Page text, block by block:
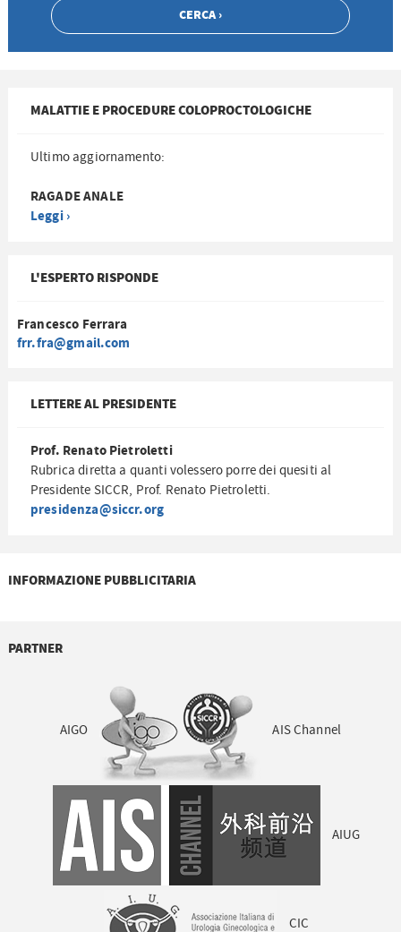
MALATTIE E PROCEDURE COLOPROCTOLOGICHE
Ultimo aggiornamento:
RAGADE ANALE
Leggi ›
L'ESPERTO RISPONDE
Francesco Ferrara
frr.fra@gmail.com
LETTERE AL PRESIDENTE
Prof. Renato Pietroletti
Rubrica diretta a quanti volessero porre dei quesiti al
Presidente SICCR, Prof. Renato Pietroletti.
presidenza@siccr.org
INFORMAZIONE PUBBLICITARIA
PARTNER
AIGO AIS Channel
AIUG
CIC